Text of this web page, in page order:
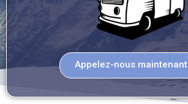
Appelez-nous maintenant